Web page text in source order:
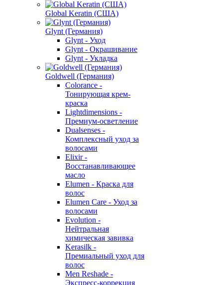
Global Keratin (США)
Glynt (Германия)
Glynt - Уход
Glynt - Окрашивание
Glynt - Укладка
Goldwell (Германия)
Colorance -
Тонирующая крем-
краска
Lightdimensions -
Премиум-осветление
Dualsenses -
Комплексный уход за
волосами
Elixir -
Восстанавливающее
масло
Elumen - Краска для
волос
Elumen Care - Уход за
волосами
Evolution -
Нейтральная
химическая завивка
Kerasilk -
Премиальный уход для
волос
Men Reshade -
Экспресс-коррекция